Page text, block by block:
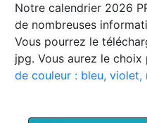
Notre calendrier 2026
de nombreuses
Vous pourrez le
jpg. Vous aurez le
de couleur : bleu,